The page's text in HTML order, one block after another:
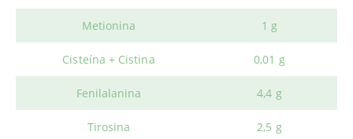
Metionina 1 g
Cisteína + Cistina 0,01 g
Fenilalanina 4,4 g
Tirosina 2,5 g